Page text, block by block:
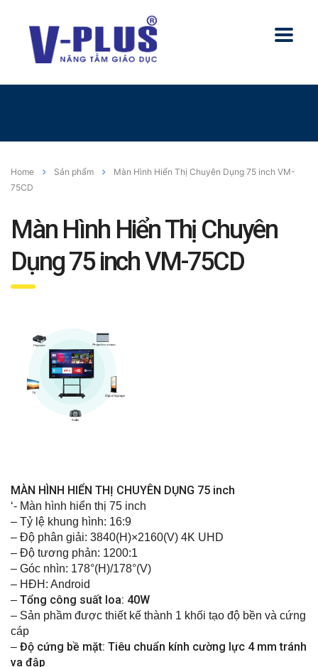
Home Sản phẩm
Màn Hình Hiển Thị Chuyên Dụng 75 inch VM-
75CD
Màn Hình Hiển Thị Chuyên
Dụng 75 inch VM-75CD
MÀN HÌNH HIỂN THỊ CHUYÊN DỤNG 75 inch
‘- Màn hình hiển thị 75 inch
– Tỷ lệ khung hình: 16:9
– Độ phân giải: 3840(H)×2160(V) 4K UHD
– Độ tương phản: 1200:1
– Góc nhìn: 178°(H)/178°(V)
– HĐH: Android
– Tổng công suất loa: 40W
– Sản phầm được thiết kế thành 1 khối tạo độ bền và cứng
cáp
– Độ cứng bề mặt: Tiêu chuẩn kính cường lực 4 mm tránh
va đập